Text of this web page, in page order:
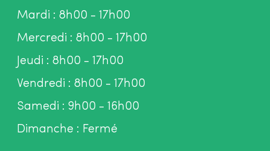
Mardi : 8h00 - 17h00
Mercredi : 8h00 - 17h00
Jeudi : 8h00 - 17h00
Vendredi : 8h00 - 17h00
Samedi : 9h00 - 16h00
Dimanche : Fermé